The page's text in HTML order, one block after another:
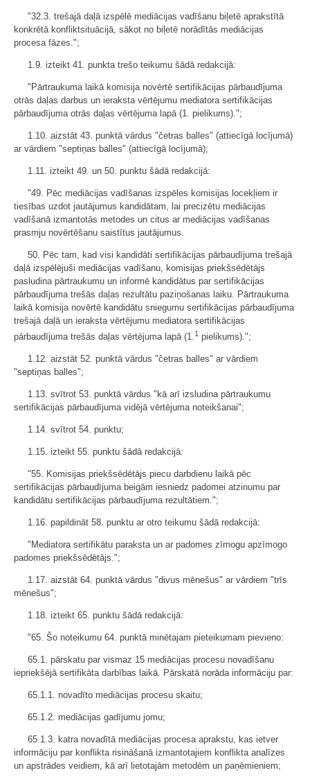
"32.3. trešajā daļā izspēlē mediācijas vadīšanu biļetē aprakstītā
konkrētā konfliktsituācijā, sākot no biļetē norādītās mediācijas
procesa fāzes.";
1.9. izteikt 41. punkta trešo teikumu šādā redakcijā:
"Pārtraukuma laikā komisija novērtē sertifikācijas pārbaudījuma
otrās daļas darbus un ieraksta vērtējumu mediatora sertifikācijas
pārbaudījuma otrās daļas vērtējuma lapā (1. pielikums).";
1.10. aizstāt 43. punktā vārdus "četras balles" (attiecīgā locījumā)
ar vārdiem "septiņas balles" (attiecīgā locījumā);
1.11. izteikt 49. un 50. punktu šādā redakcijā:
"49. Pēc mediācijas vadīšanas izspēles komisijas locekļiem ir
tiesības uzdot jautājumus kandidātam, lai precizētu mediācijas
vadīšanā izmantotās metodes un citus ar mediācijas vadīšanas
prasmju novērtēšanu saistītus jautājumus.
50. Pēc tam, kad visi kandidāti sertifikācijas pārbaudījuma trešajā
daļā izspēlējuši mediācijas vadīšanu, komisijas priekšsēdētājs
pasludina pārtraukumu un informē kandidātus par sertifikācijas
pārbaudījuma trešās daļas rezultātu paziņošanas laiku. Pārtraukuma
laikā komisija novērtē kandidātu sniegumu sertifikācijas pārbaudījuma
trešajā daļā un ieraksta vērtējumu mediatora sertifikācijas
pārbaudījuma trešās daļas vērtējuma lapā (1.1 pielikums).";
1.12. aizstāt 52. punktā vārdus "četras balles" ar vārdiem
"septiņas balles";
1.13. svītrot 53. punktā vārdus "kā arī izsludina pārtraukumu
sertifikācijas pārbaudījuma vidējā vērtējuma noteikšanai";
1.14. svītrot 54. punktu;
1.15. izteikt 55. punktu šādā redakcijā:
"55. Komisijas priekšsēdētājs piecu darbdienu laikā pēc
sertifikācijas pārbaudījuma beigām iesniedz padomei atzinumu par
kandidātu sertifikācijas pārbaudījuma rezultātiem.";
1.16. papildināt 58. punktu ar otro teikumu šādā redakcijā:
"Mediatora sertifikātu paraksta un ar padomes zīmogu apzīmogo
padomes priekšsēdētājs.";
1.17. aizstāt 64. punktā vārdus "divus mēnešus" ar vārdiem "trīs
mēnešus";
1.18. izteikt 65. punktu šādā redakcijā:
"65. Šo noteikumu 64. punktā minētajam pieteikumam pievieno:
65.1. pārskatu par vismaz 15 mediācijas procesu novadīšanu
iepriekšējā sertifikāta darbības laikā. Pārskatā norāda informāciju par:
65.1.1. novadīto mediācijas procesu skaitu;
65.1.2. mediācijas gadījumu jomu;
65.1.3. katra novadītā mediācijas procesa aprakstu, kas ietver
informāciju par konflikta risināšanā izmantotajiem konflikta analīzes
un apstrādes veidiem, kā arī lietotajām metodēm un paņēmieniem;